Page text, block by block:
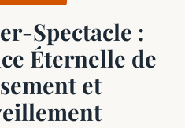
Spectacle :
Éternelle de
et